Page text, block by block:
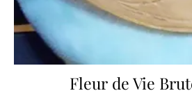
Fleur de Vie